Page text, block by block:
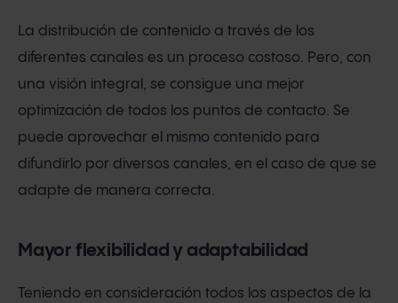
La distribución de contenido a través de los
diferentes canales es un proceso costoso. Pero, con
una visión integral, se consigue una mejor
optimización de todos los puntos de contacto. Se
puede aprovechar el mismo contenido para
difundirlo por diversos canales, en el caso de que se
adapte de manera correcta.
Mayor flexibilidad y adaptabilidad
Teniendo en consideración todos los aspectos de la